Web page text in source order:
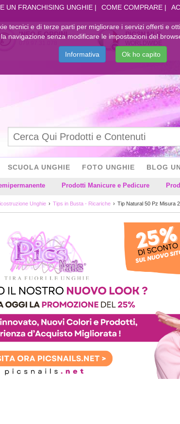
UN FRANCHISING UNGHIE COME COMPRARE
INFO E ORDINI PICSNAILS
Prodotti Manicure e Pedicure
SCUOLA UNGHIE FOTO UNGHIE BLOG
Unghie Tips in Busta - Ricariche Tip Natural 50 Pz Misura 2
tecnici e di terze parti per migliorare i servizi offerti e
navigazione senza modificare le impostazioni del
Informativa Ok ho capito